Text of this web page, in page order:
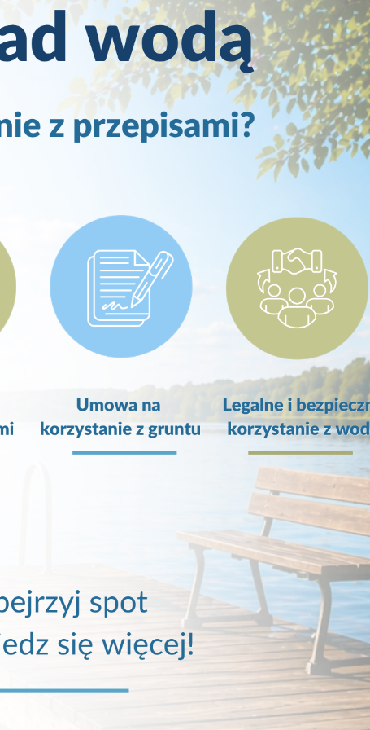
podmiotów trzecich lub firm będących naszymi partnerami oraz innych dostawców
usług. Firmy te działają w charakterze pośredników prezentujących nasze treści w
postaci wiadomości, ofert, komunikatów mediów społecznościowych.